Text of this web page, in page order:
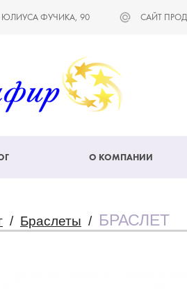
ЮЛИУСА ФУЧИКА, 90 САЙТ
О КОМПАНИИ
/ Браслеты / БРАСЛЕТ